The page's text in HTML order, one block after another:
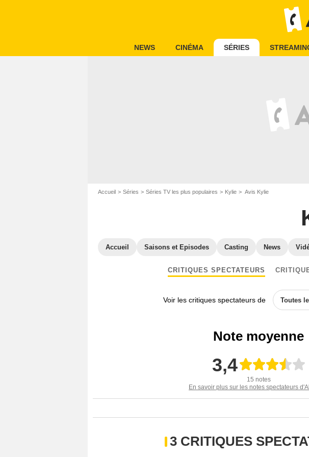
NEWS CINÉMA SÉRIES
Accueil Séries Séries TV les plus populaires Kylie Avis Kylie
Accueil Saisons et Episodes Casting News
CRITIQUES SPECTATEURS
Voir les critiques spectateurs de Toutes
Note moyenne
3,4
15 notes
En savoir plus sur les notes spectateurs
3 CRITIQUES